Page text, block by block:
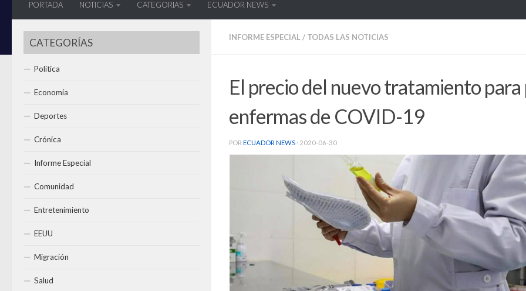
PORTADA NOTICIAS CATEGORIAS ECUADOR NEWS
INFORME ESPECIAL / TODAS LAS NOTICIAS
El precio del nuevo tratamiento para
enfermas de COVID-19
POR ECUADOR NEWS · 2020-06-30
CATEGORÍAS
Política
Economía
Deportes
Crónica
Informe Especial
Comunidad
Entretenimiento
EEUU
Migración
Salud